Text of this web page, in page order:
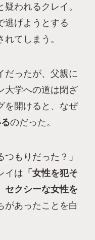
われるクレイ。
逃げようとする
てしまう。
だったが、父親に
大学への道は閉ざ
を開けると、なぜ
のだった。
つもりだった？」
イは 「女性を犯そ
セクシーな女性を
があったことを白